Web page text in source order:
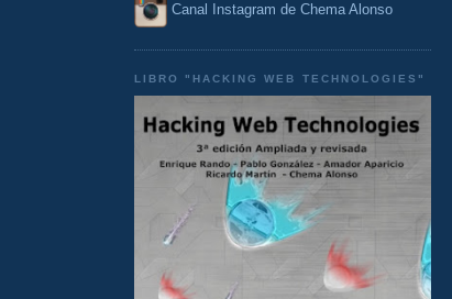
Canal Instagram de Chema Alonso
LIBRO "HACKING WEB TECHNOLOGIES"